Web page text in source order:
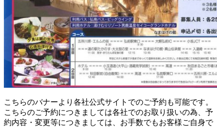
こちらのバナーより各社公式サイトでのご予約も可能です。
こちらのご予約につきましては各社でのお取り扱いの為、予
約内容・変更等につきましては、お手数でもお客様ご自身で